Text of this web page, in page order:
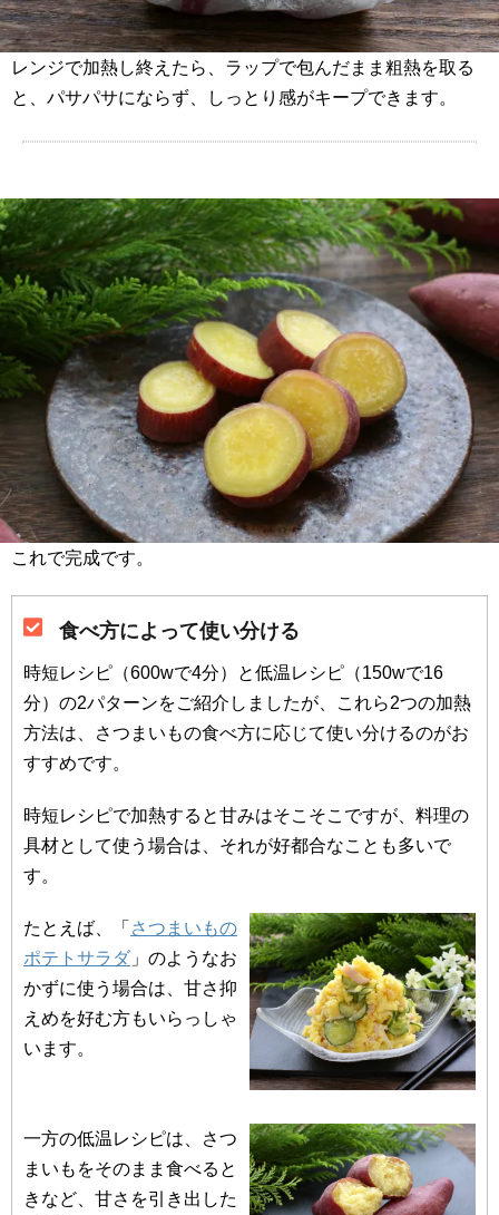
レンジで加熱し終えたら、ラップで包んだまま粗熱を取る
と、パサパサにならず、しっとり感がキープできます。
これで完成です。
食べ方によって使い分ける
時短レシピ（600wで4分）と低温レシピ（150wで16
分）の2パターンをご紹介しましたが、これら2つの加熱
方法は、さつまいもの食べ方に応じて使い分けるのがお
すすめです。
時短レシピで加熱すると甘みはそこそこですが、料理の
具材として使う場合は、それが好都合なことも多いで
す。
たとえば、「 さつまいもの
ポテトサラダ 」のようなお
かずに使う場合は、甘さ抑
えめを好む方もいらっしゃ
います。
一方の低温レシピは、さつ
まいもをそのまま食べると
きなど、甘さを引き出した